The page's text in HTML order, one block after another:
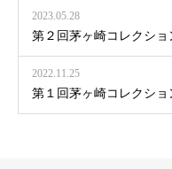
2023.05.28
第２回茅ヶ崎コレクショ
2022.11.25
第１回茅ヶ崎コレクショ